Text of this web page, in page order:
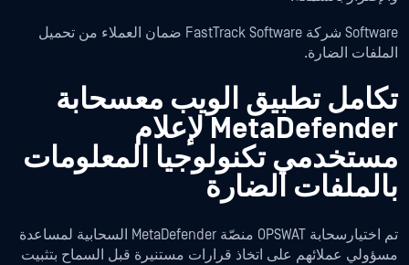
Software شركة FastTrack Software ضمان العملاء من تحميل
الملفات الضارة.
تكامل تطبيق الويب معسحابة
MetaDefender لإعلام
مستخدمي تكنولوجيا المعلومات
بالملفات الضارة
تم اختيارسحابة OPSWAT منصّة MetaDefender السحابية لمساعدة
مسؤولي عملائهم على اتخاذ قرارات مستنيرة قبل السماح بتثبيت